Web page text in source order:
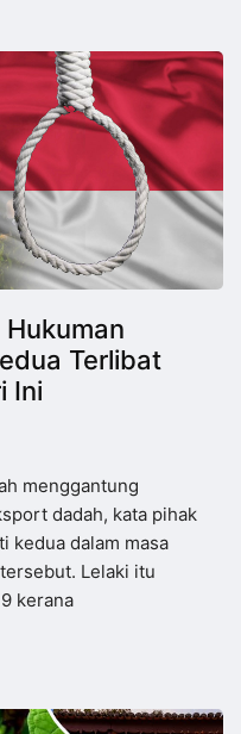
Terlibat
Ini
menggantung
dadah, kata pihak
kedua dalam masa
Lelaki itu
kerana